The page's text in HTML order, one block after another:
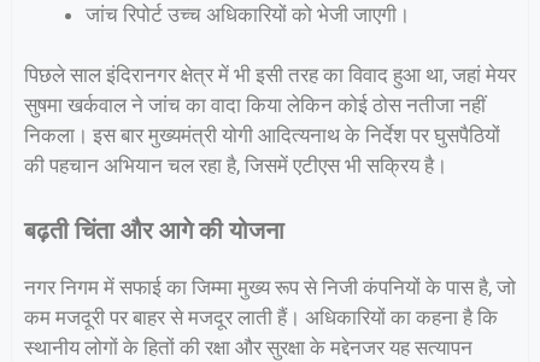
जांच रिपोर्ट उच्च अधिकारियों को भेजी जाएगी।
पिछले साल इंदिरानगर क्षेत्र में भी इसी तरह का विवाद हुआ था, जहां मेयर
सुषमा खर्कवाल ने जांच का वादा किया लेकिन कोई ठोस नतीजा नहीं
निकला। इस बार मुख्यमंत्री योगी आदित्यनाथ के निर्देश पर घुसपैठियों
की पहचान अभियान चल रहा है, जिसमें एटीएस भी सक्रिय है।
बढ़ती चिंता और आगे की योजना
नगर निगम में सफाई का जिम्मा मुख्य रूप से निजी कंपनियों के पास है, जो
कम मजदूरी पर बाहर से मजदूर लाती हैं। अधिकारियों का कहना है कि
स्थानीय लोगों के हितों की रक्षा और सुरक्षा के मद्देनजर यह सत्यापन